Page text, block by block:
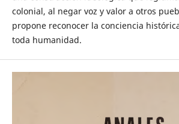
colonial, al negar voz y valor a otros
propone reconocer la conciencia
toda humanidad.